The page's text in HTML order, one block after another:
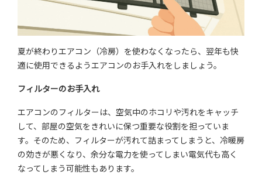
夏が終わりエアコン（冷房）を使わなくなったら、翌年も快
適に使用できるようエアコンのお手入れをしましょう。
フィルターのお手入れ
エアコンのフィルターは、空気中のホコリや汚れをキャッチ
して、部屋の空気をきれいに保つ重要な役割を担っていま
す。そのため、フィルターが汚れて詰まってしまうと、冷暖房
の効きが悪くなり、余分な電力を使ってしまい電気代も高く
なってしまう可能性もあります。